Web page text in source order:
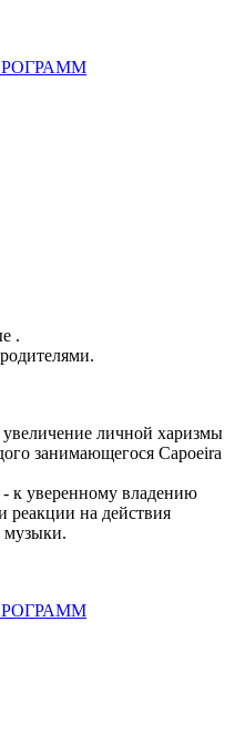
.
личной харизмы
занимающегося Capoeira
к уверенному владению
реакции на действия
музыки.